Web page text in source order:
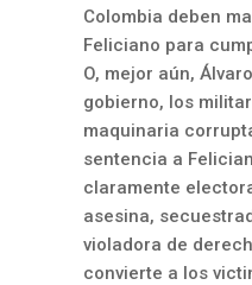
Colombia deben
Feliciano para
O, mejor aún,
gobierno, los
maquinaria
sentencia a
claramente
asesina,
violadora de
convierte a los